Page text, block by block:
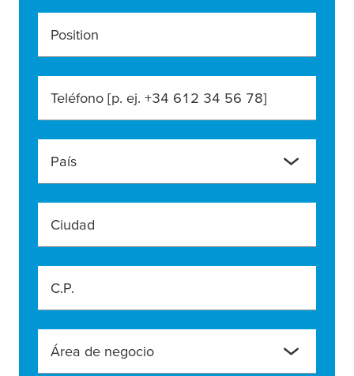
Position
Teléfono [p. ej. +34 612 34 56 78]
País
Ciudad
C.P.
Área de negocio